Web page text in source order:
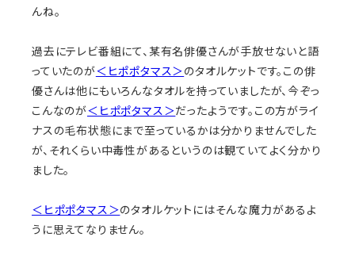
んね。
過去にテレビ番組にて、某有名俳優さんが手放せないと語
っていたのが＜ヒポポタマス＞のタオルケットです。この俳
優さんは他にもいろんなタオルを持っていましたが、今ぞっ
こんなのが＜ヒポポタマス＞だったようです。この方がライ
ナスの毛布状態にまで至っているかは分かりませんでした
が、それくらい中毒性があるというのは観ていてよく分かり
ました。
＜ヒポポタマス＞のタオルケットにはそんな魔力があるよ
うに思えてなりません。